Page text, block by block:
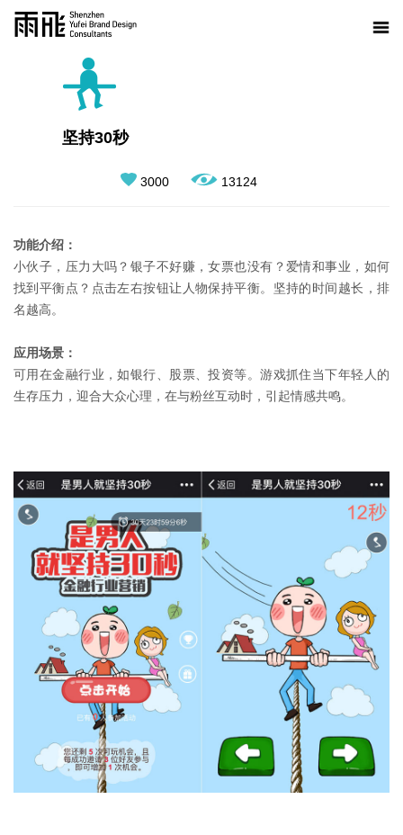
坚持30秒
3000 13124
功能介绍：
小伙子，压力大吗？银子不好赚，女票也没有？爱情和事业，如何
找到平衡点？点击左右按钮让人物保持平衡。坚持的时间越长，排
名越高。
应用场景：
可用在金融行业，如银行、股票、投资等。游戏抓住当下年轻人的
生存压力，迎合大众心理，在与粉丝互动时，引起情感共鸣。